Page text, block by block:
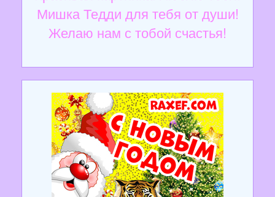
Мишка Тедди для тебя от души!
Желаю нам с тобой счастья!